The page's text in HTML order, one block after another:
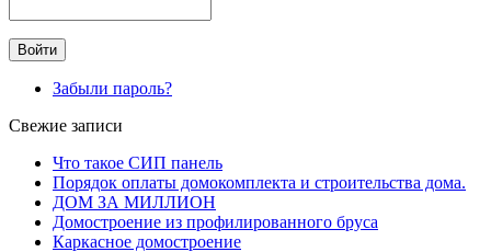
Забыли пароль?
Свежие записи
Что такое СИП панель
Порядок оплаты домокомплекта и строительства дома.
ДОМ ЗА МИЛЛИОН
Домостроение из профилированного бруса
Каркасное домостроение